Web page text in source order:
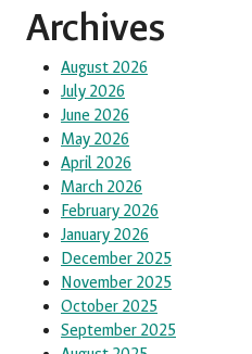
Archives
August 2026
July 2026
June 2026
May 2026
April 2026
March 2026
February 2026
January 2026
December 2025
November 2025
October 2025
September 2025